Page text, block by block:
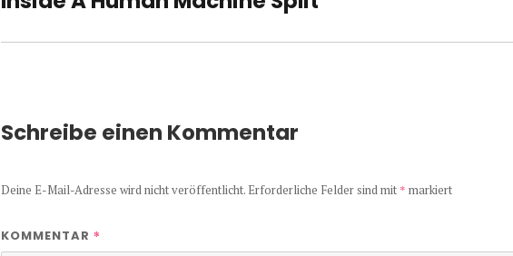
Schreibe einen Kommentar
Deine E-Mail-Adresse wird nicht veröffentlicht. Erforderliche Felder sind mit * markiert
KOMMENTAR *